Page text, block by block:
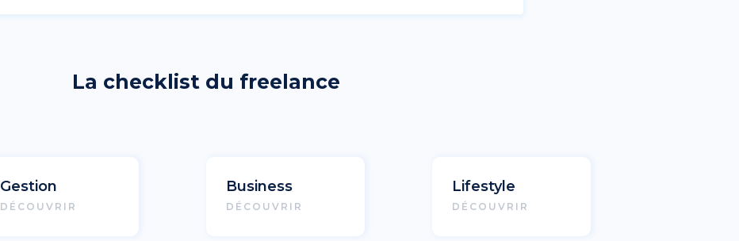
La checklist du freelance
Gestion
DÉCOUVRIR
Business
DÉCOUVRIR
Lifestyle
DÉCOUVRIR